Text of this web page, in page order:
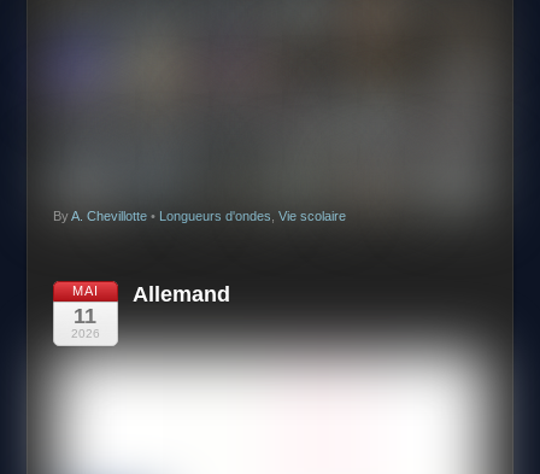
ByA. Chevillotte• Longueurs d'ondes Vie scolaire
MAI
11
2026
Allemand